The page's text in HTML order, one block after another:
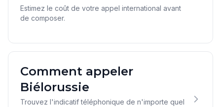
Estimez le coût de votre appel international avant
de composer.
Comment appeler
Biélorussie
Trouvez l'indicatif téléphonique de n'importe quel